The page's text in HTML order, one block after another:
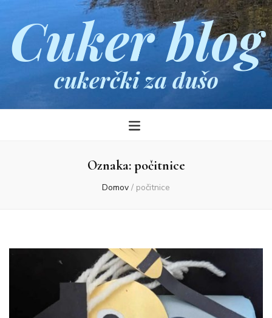
Cuker blog
cukerčki za dušo
Oznaka:počitnice
Domov / počitnice